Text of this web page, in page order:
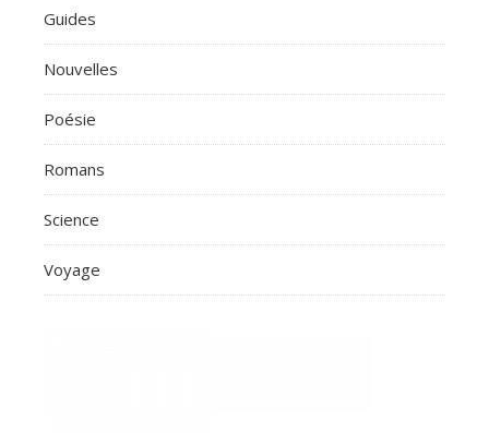
Guides
Nouvelles
Poésie
Romans
Science
Voyage